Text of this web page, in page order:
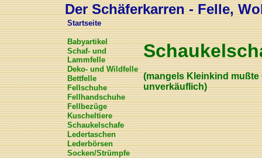
Der Schäferkarren - Felle,
Startseite
Babyartikel
Schaf- und
Lammfelle
Deko- und Wildfelle
Bettfelle
Fellschuhe
Fellhandschuhe
Fellbezüge
Kuscheltiere
Schaukelschafe
Ledertaschen
Lederbörsen
Socken/Strümpfe
(mangels Kleinkind mußte
unverkäuflich)